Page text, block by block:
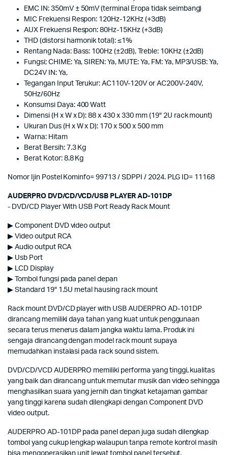
EMC IN: 350mV ± 50mV (terminal Eropa tidak seimbang)
MIC Frekuensi Respon: 120Hz-12KHz (+3dB)
AUX Frekuensi Respon: 80Hz-15KHz (+3dB)
THD (distorsi harmonik total): ≤1%
Rentang Nada: Bass: 100Hz (±2dB), Treble: 10KHz (±2dB)
Fungsi; CHIME: Ya, SIREN: Ya, MUTE: Ya, FM: Ya, MP3/USB: Ya,
DC24V IN: Ya,
Tegangan Input Terukur: AC110V-120V or AC200V-240V,
50Hz/60Hz
Konsumsi Daya: 400 Watt
Dimensi (H x W x D): 88 x 430 x 330 mm (19" 2U rack mount)
Ukuran Dus (H x W x D): 170 x 500 x 500 mm
Warna: Hitam
Berat Bersih: 7.3 Kg
Berat Kotor: 8.8 Kg
Nomor Ijin Postel Kominfo= 99713 / SDPPI / 2024. PLG ID= 11168
AUDERPRO DVD/CD/VCD/USB PLAYER AD-101DP
- DVD/CD Player With USB Port Ready Rack Mount
▶ Component DVD video output
▶ Video output RCA
▶ Audio output RCA
▶ Usb Port
▶ LCD Display
▶ Tombol fungsi pada panel depan
▶ Standard 19" 1.5U metal hausing rack mount
Rack mount DVD/CD player with USB AUDERPRO AD-101DP
dirancang memiliki daya tahan yang kuat untuk penggunaan
secara terus menerus dalam jangka waktu lama. Produk ini
sengaja dirancang dengan model rack mount supaya
memudahkan instalasi pada rack sound sistem.
DVD/CD/VCD AUDERPRO memiliki performa yang tinggi, kualitas
yang baik dan dirancang untuk memutar musik dan video sehingga
menghasilkan suara yang jernih dan tingkat ketajaman gambar
yang tinggi karena sudah dilengkapi dengan Component DVD
video output.
AUDERPRO AD-101DP pada panel depan juga sudah dilengkap
tombol yang cukup lengkap walaupun tanpa remote kontrol masih
bisa mengoperasikan unit lewat tombol panel tersebut.